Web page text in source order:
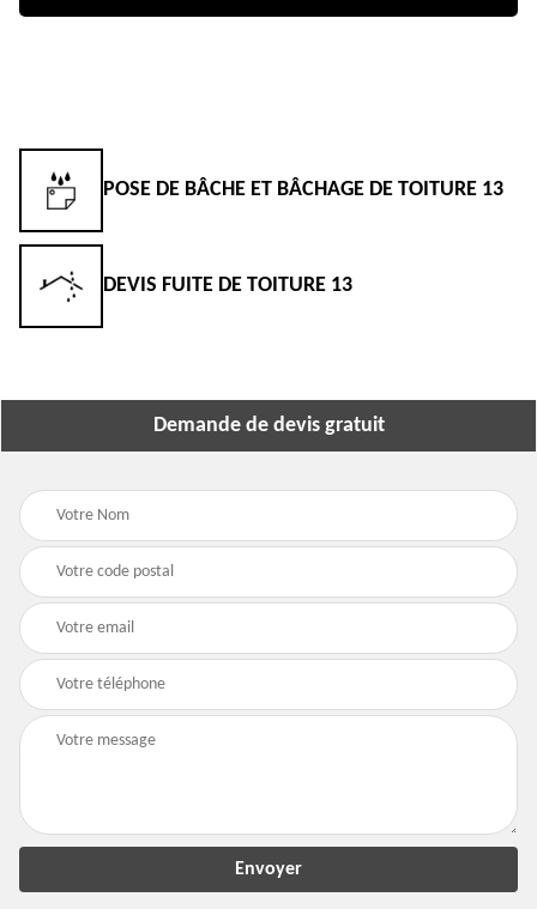
POSE DE BÂCHE ET BÂCHAGE DE TOITURE 13
DEVIS FUITE DE TOITURE 13
Demande de devis gratuit